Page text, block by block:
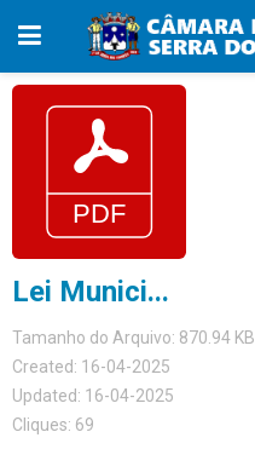
Lei Munici...
Tamanho do Arquivo: 870.94 KB
Created: 16-04-2025
Updated: 16-04-2025
Cliques: 69